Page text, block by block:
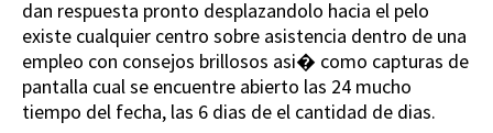
dan respuesta pronto desplazandolo hacia el pelo
existe cualquier centro sobre asistencia dentro de una
empleo con consejos brillosos asi� como capturas de
pantalla cual se encuentre abierto las 24 mucho
tiempo del fecha, las 6 dias de el cantidad de dias.